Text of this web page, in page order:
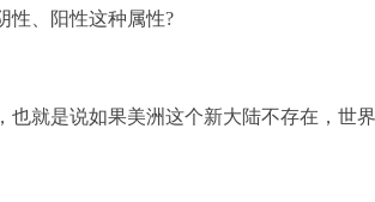
性、阳性这种属性?
也就是说如果美洲这个新大陆不存在，世